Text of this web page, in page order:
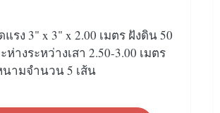
แรง 3" x 3" x 2.00 เมตร ฝังดิน 50
ห่างระหว่างเสา 2.50-3.00 เมตร
ามจำนวน 5 เส้น